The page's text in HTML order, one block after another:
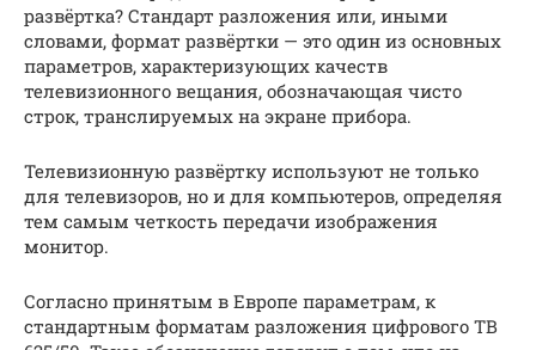
развёртка? Стандарт разложения или, иными
словами, формат развёртки — это один из основных
параметров, характеризующих качеств
телевизионного вещания, обозначающая чисто
строк, транслируемых на экране прибора.
Телевизионную развёртку используют не только
для телевизоров, но и для компьютеров, определяя
тем самым четкость передачи изображения
монитор.
Согласно принятым в Европе параметрам, к
стандартным форматам разложения цифрового ТВ